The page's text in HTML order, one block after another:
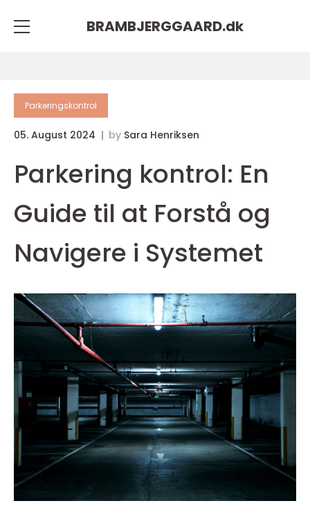
BRAMBJERGGAARD.dk
Parkeringskontrol
05. August 2024 by Sara Henriksen
Parkering kontrol: En
Guide til at Forstå og
Navigere i Systemet